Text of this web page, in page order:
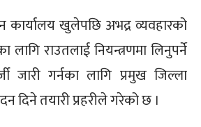
कार्यालय खुलेपछि अभद्र व्यवहारको
राउतलाई नियन्त्रणमा लिनुपर्ने
जारी गर्नका लागि प्रमुख जिल्ला
दिने तयारी प्रहरीले गरेको छ ।